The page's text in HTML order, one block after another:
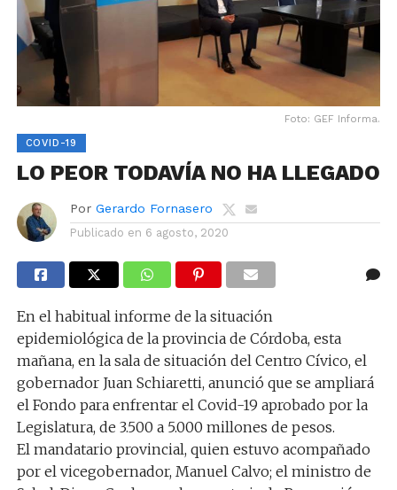
Foto: GEF Informa.
COVID-19
LO PEOR TODAVÍA NO HA LLEGADO
Por Gerardo Fornasero
Publicado en 6 agosto, 2020
En el habitual informe de la situación
epidemiológica de la provincia de Córdoba, esta
mañana, en la sala de situación del Centro Cívico, el
gobernador Juan Schiaretti, anunció que se ampliará
el Fondo para enfrentar el Covid-19 aprobado por la
Legislatura, de 3.500 a 5.000 millones de pesos.
El mandatario provincial, quien estuvo acompañado
por el vicegobernador, Manuel Calvo; el ministro de